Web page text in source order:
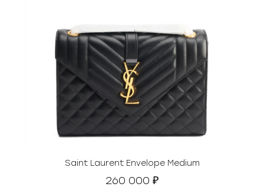
Saint Laurent Envelope Medium
260 000 ₽